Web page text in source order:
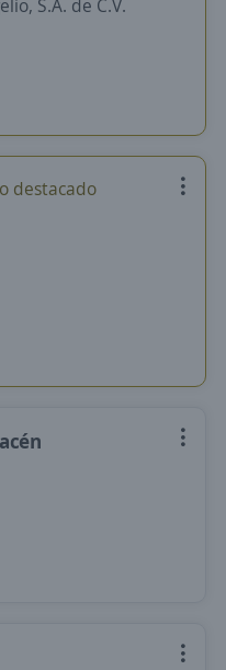
S.A. de C.V.
destacado